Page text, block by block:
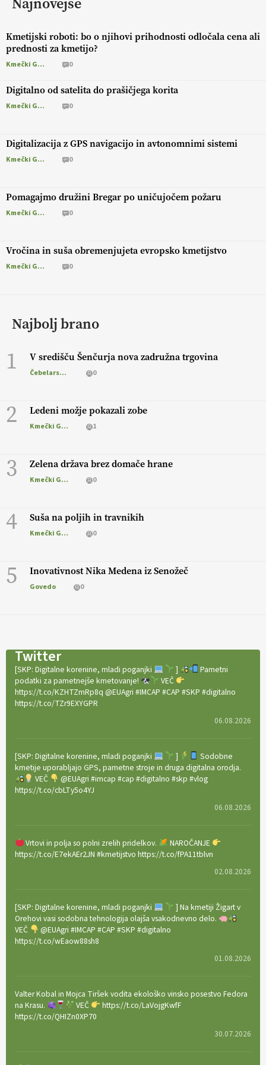
Kmetijski roboti: bo o njihovi prihodnosti odločala cena ali
prednosti za kmetijo?
Kmečki Glas 0
Digitalno od satelita do prašičjega korita
Kmečki Glas 0
Digitalizacija z GPS navigacijo in avtonomnimi sistemi
Kmečki Glas 0
Pomagajmo družini Bregar po uničujočem požaru
Kmečki Glas 0
Vročina in suša obremenjujeta evropsko kmetijstvo
Kmečki Glas 0
Najbolj brano
1 V središču Šenčurja nova zadružna trgovina
Čebelarstvo 0
2 Ledeni možje pokazali zobe
Kmečki Glas 1
3 Zelena država brez domače hrane
Kmečki Glas 0
4 Suša na poljih in travnikih
Kmečki Glas 0
5 Inovativnost Nika Medena iz Senožeč
Govedo 0
Twitter
[SKP: Digitalne korenine, mladi poganjki ]
Pametni
podatki za pametnejše kmetovanje!
VEČ
https://t.co/KZHTZmRp8q @EUAgri #IMCAP #CAP #SKP #digitalno
https://t.co/TZr9EXYGPR
06.08.2026
[SKP: Digitalne korenine, mladi poganjki ]
Sodobne
kmetije uporabljajo GPS, pametne stroje in druga digitalna orodja.
VEČ
@EUAgri #imcap #cap #digitalno #skp #vlog
https://t.co/cbLTy5o4YJ
06.08.2026
Vrtovi in polja so polni zrelih pridelkov.
NAROČANJE
https://t.co/E7ekAEr2JN #kmetijstvo https://t.co/fPA11tblvn
02.08.2026
[SKP: Digitalne korenine, mladi poganjki
] Na kmetiji Žigart v
Orehovi vasi sodobna tehnologija olajša vsakodnevno delo.
VEČ
@EUAgri #IMCAP #CAP #SKP #digitalno
https://t.co/wEaow88sh8
01.08.2026
Valter Kobal in Mojca Tiršek vodita ekološko vinsko posestvo Fedora
na Krasu.
VEČ
https://t.co/LaVojgKwfF
https://t.co/QHIZn0XP70
30.07.2026